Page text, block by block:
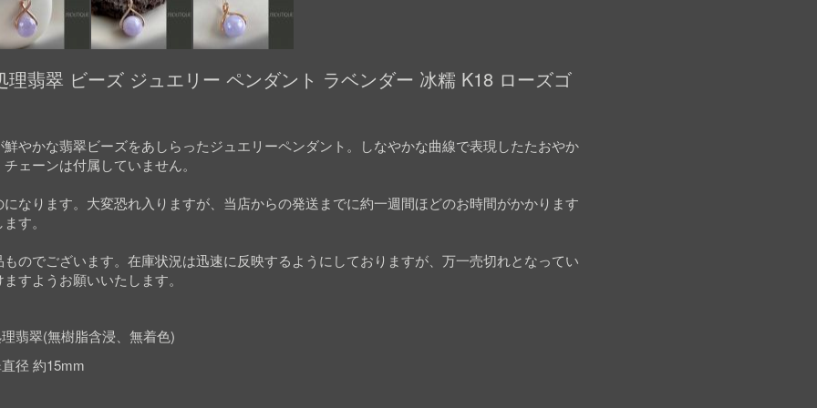
理翡翠 ビーズ ジュエリー ペンダント ラベンダー 冰糯 K18 ローズゴ
やかな翡翠ビーズをあしらったジュエリーペンダント。しなやかな曲線で表現したたおやか
ェーンは付属していません。
なります。大変恐れ入りますが、当店からの発送までに約一週間ほどのお時間がかかります
す。
のでございます。在庫状況は迅速に反映するようにしておりますが、万一売切れとなってい
すようお願いいたします。
翡翠(無樹脂含浸、無着色)
径 約15mm